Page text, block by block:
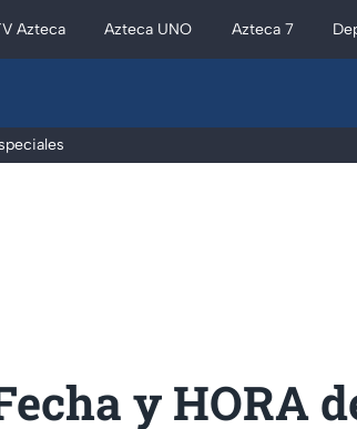
Azteca Azteca UNO Azteca 7
y HORA